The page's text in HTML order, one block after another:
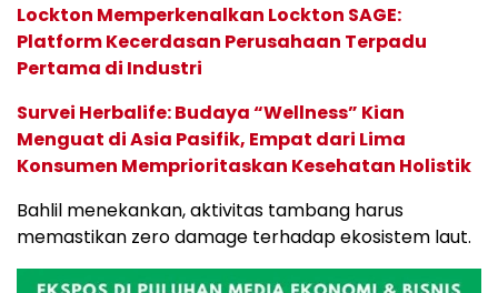
Lockton Memperkenalkan Lockton SAGE:
Platform Kecerdasan Perusahaan Terpadu
Pertama di Industri
Survei Herbalife: Budaya “Wellness” Kian
Menguat di Asia Pasifik, Empat dari Lima
Konsumen Memprioritaskan Kesehatan Holistik
Bahlil menekankan, aktivitas tambang harus
memastikan zero damage terhadap ekosistem laut.